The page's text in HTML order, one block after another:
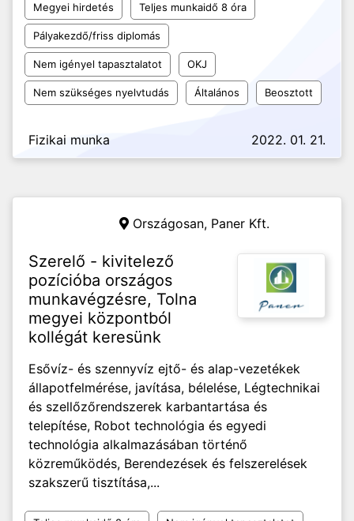
Megyei hirdetés Teljes munkaidő 8 óra
Pályakezdő/friss diplomás
Nem igényel tapasztalatot OKJ
Nem szükséges nyelvtudás Általános Beosztott
Fizikai munka 2022. 01. 21.
Országosan, Paner Kft.
Szerelő - kivitelező
pozícióba országos
munkavégzésre, Tolna
megyei központból
kollégát keresünk
Esővíz- és szennyvíz ejtő- és alap-vezetékek
állapotfelmérése, javítása, bélelése, Légtechnikai
és szellőzőrendszerek karbantartása és
telepítése, Robot technológia és egyedi
technológia alkalmazásában történő
közreműködés, Berendezések és felszerelések
szakszerű tisztítása,...